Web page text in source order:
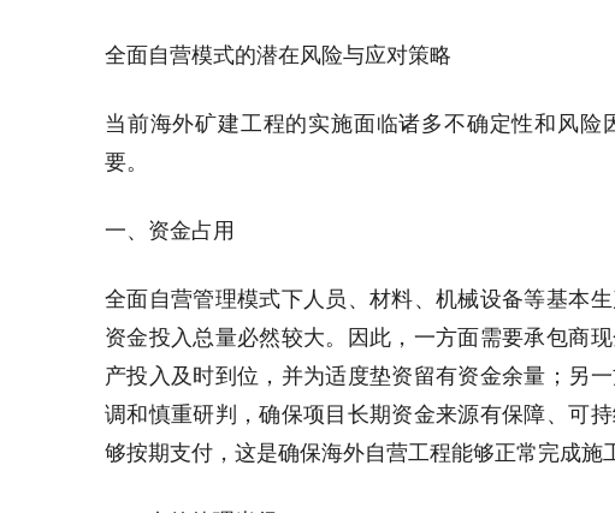
全面自营模式的潜在风险与应对策略
当前海外矿建工程的实施面临诸多不确定性和风
要。
一、资金占用
全面自营管理模式下人员、材料、机械设备等基本
资金投入总量必然较大。因此，一方面需要承包商
产投入及时到位，并为适度垫资留有资金余量；另
调和慎重研判，确保项目长期资金来源有保障、可
够按期支付，这是确保海外自营工程能够正常完成施